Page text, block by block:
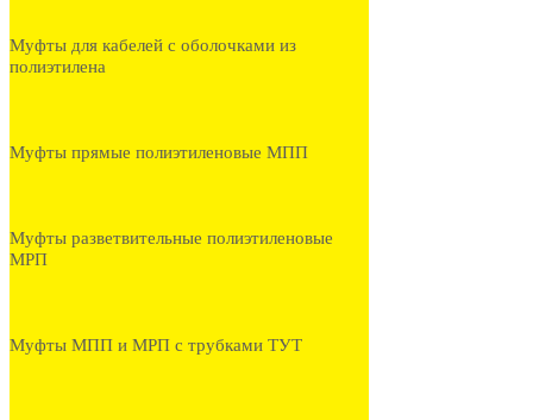
Муфты для кабелей с оболочками из
полиэтилена
Муфты прямые полиэтиленовые МПП
Муфты разветвительные полиэтиленовые
МРП
Муфты МПП и МРП с трубками ТУТ